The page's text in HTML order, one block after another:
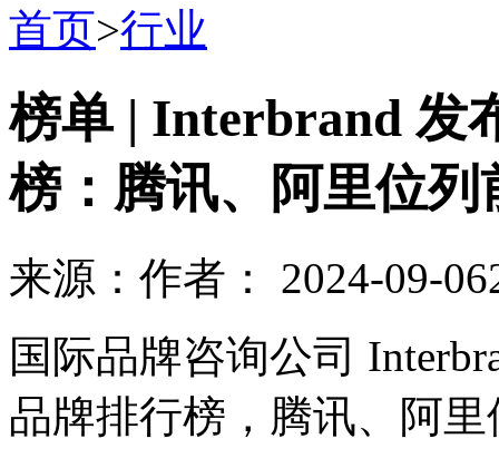
首页>行业
榜单 | Interbrand 发
榜：腾讯、阿里位列
来源： 作者： 2024-09-06
国际品牌咨询公司
品牌排行榜，腾讯、阿